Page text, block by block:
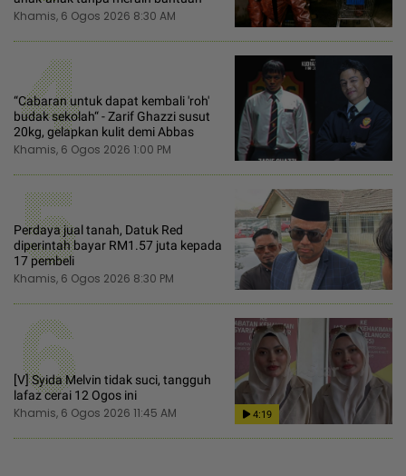
Khamis, 6 Ogos 2026 8:30 AM
4
“Cabaran untuk dapat kembali 'roh'
budak sekolah“ - Zarif Ghazzi susut
20kg, gelapkan kulit demi Abbas
Khamis, 6 Ogos 2026 1:00 PM
5
Perdaya jual tanah, Datuk Red
diperintah bayar RM1.57 juta kepada
17 pembeli
Khamis, 6 Ogos 2026 8:30 PM
6
[V] Syida Melvin tidak suci, tangguh
lafaz cerai 12 Ogos ini
Khamis, 6 Ogos 2026 11:45 AM 4:19